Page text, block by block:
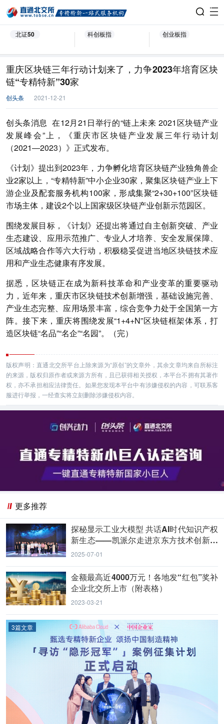
北证50 科创板指 创业板指
重庆区块链三年行动计划来了，力争2023年培育区块
链“专精特新”30家
创头条 2021-12-21
创头条消息 在12月21日举行的“链上未来 2021区块链产业
发展峰会”上，《重庆市区块链产业发展三年行动计划
（2021―2023）》正式发布。
《计划》提出到2023年，力争孵化培育区块链产业独角兽企
业2家以上，“专精特新”中小企业30家，聚集区块链产业上下
游企业及配套服务机构100家，形成集聚“2+30+100”区块链
市场主体，建设2个以上国家级区块链产业创新示范园区。
围绕发展目标，《计划》还提出将通过自主创新突破、产业
生态建设、应用示范推广、专业人才培养、安全发展保障、
区域战略合作等六大行动，积极稳妥促进当地区块链技术应
用和产业生态健康有序发展。
据悉，区块链正在成为新科技革命和产业变革的重要驱动
力，近年来，重庆市区块链技术创新增强，基础设施完善、
产业生态完整、应用场景丰富，综合竞争力处于全国第一方
阵。接下来，重庆将围绕发展“1+4+N”区块链框架体系，打
造区块链“名品”“名企”“名园”。（完）
版权声明：直通北交所平台上除来源为“原创”的文章外，其余文章均来自所标注
的来源，版权归原作者或来源方所有，且已获得相关授权，本平台不拥有其著作
权，亦不承担相应法律责任。如果您发现本平台中有涉嫌侵权的内容，可联系客
服进行举报，一经查实将立刻删除涉嫌侵权内容。
更多推荐
探秘显示工业大模型 共话AI时代知识产权
新生态——凯派尔走进京东方技术创新中
心
2025-07-01
金额最高近4000万元！各地发“红包”奖补
企业北交所上市（附表格）
2023-03-21
3篇文章